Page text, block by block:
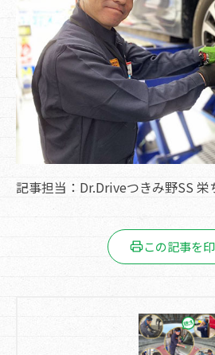
記事担当：Dr.Driveつきみ野SS 栄
この記事を